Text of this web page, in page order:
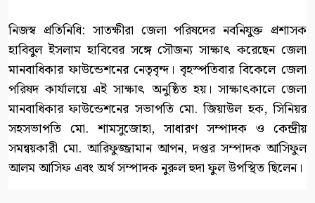
নিজস্ব প্রতিনিধি: সাতক্ষীরা জেলা পরিষদের নবনিযুক্ত প্রশাসক
হাবিবুল ইসলাম হাবিবের সঙ্গে সৌজন্য সাক্ষাৎ করেছেন জেলা
মানবাধিকার ফাউন্ডেশনের নেতৃবৃন্দ। বৃহস্পতিবার বিকেলে জেলা
পরিষদ কার্যালয়ে এই সাক্ষাৎ অনুষ্ঠিত হয়। সাক্ষাৎকালে জেলা
মানবাধিকার ফাউন্ডেশনের সভাপতি মো. জিয়াউল হক, সিনিয়র
সহসভাপতি মো. শামসুজোহা, সাধারণ সম্পাদক ও কেন্দ্রীয়
সমন্বয়কারী মো. আরিফুজ্জামান আপন, দপ্তর সম্পাদক আসিফুল
আলম আসিফ এবং অর্থ সম্পাদক নুরুল হুদা ফুল উপস্থিত ছিলেন।